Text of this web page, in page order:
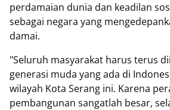
perdamaian dunia dan keadilan
sebagai negara yang
damai.
"Seluruh masyarakat harus terus
generasi muda yang ada di
wilayah Kota Serang ini. Karena
pembangunan sangatlah besar,